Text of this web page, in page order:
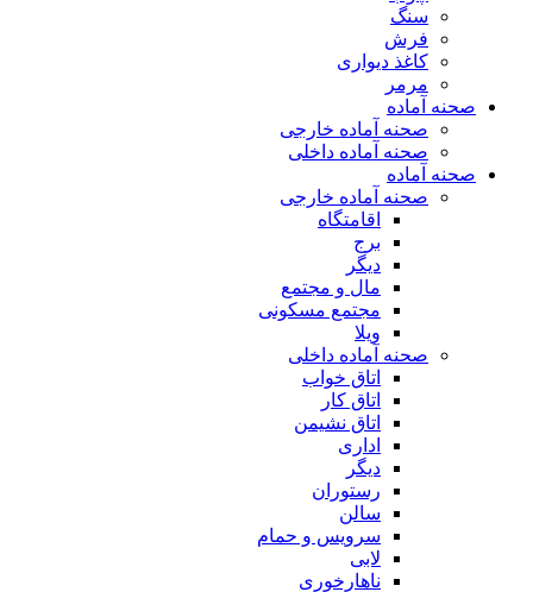
سنگ
فرش
کاغذ دیواری
مرمر
صحنه آماده
صحنه آماده خارجی
صحنه آماده داخلی
صحنه آماده
صحنه آماده خارجی
اقامتگاه
برج
دیگر
مال و مجتمع
مجتمع مسکونی
ویلا
صحنه آماده داخلی
اتاق خواب
اتاق کار
اتاق نشیمن
اداری
دیگر
رستوران
سالن
سرویس و حمام
لابی
ناهارخوری